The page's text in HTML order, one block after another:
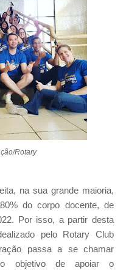
Rotary
na sua grande maioria,
do corpo docente, de
Por isso, a partir desta
pelo Rotary Club
passa a se chamar
o objetivo de apoiar o